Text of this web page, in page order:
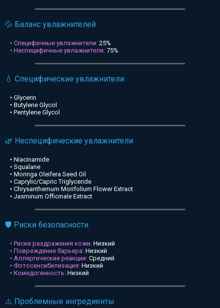
💦 Баланс увлажнителей
• Специфичные увлажнители: 25%
• Неспецифичные увлажнители: 75%
💧 Специфические увлажнители
• Glycerin
• Butylene Glycol
• Pentylene Glycol
🌿 Неспецифические увлажнители
• Niacinamide
• Squalane
• Moringa Oleifera Seed Oil
• Caprylic/Capric Triglyceride
• Chrysanthemum Morifolium Flower Extract
• Jasminum Officinale Extract
🛡️ Риски безопасности
• Риски раздражения кожи: Низкий
• Повреждение барьера: Низкий
• Аллергические реакции: Средний
• Фотосенсибилизация: Низкий
• Комедогенность: Низкий
⚠️ Проблемные ингредиенты